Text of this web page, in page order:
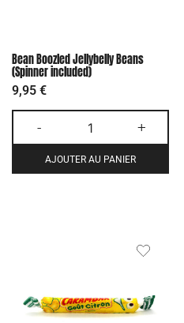
Bean Boozled Jellybelly Beans
(Spinner included)
9,95 €
- +
AJOUTER AU PANIER